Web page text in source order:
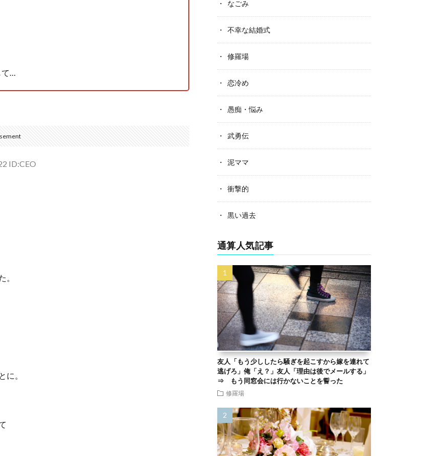
て…
ID:CEO
。
に。
なごみ
不幸な結婚式
修羅場
恋冷め
愚痴・悩み
武勇伝
泥ママ
衝撃的
黒い過去
通算人気記事
友人「もう少ししたら騒ぎを起こすから嫁を連れて
逃げろ」俺「え？」友人「理由は後でメールする」
⇒ もう同窓会には行かないことを誓った
修羅場